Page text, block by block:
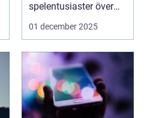
spelentusiaster över
hela v...
01 december 2025